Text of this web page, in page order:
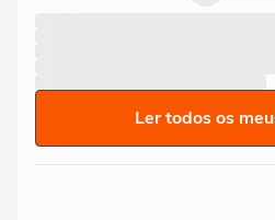
Ler todos os